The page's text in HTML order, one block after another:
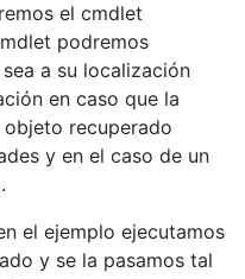
el cmdlet
podremos
a su localización
en caso que la
recuperado
y en el caso de un
el ejemplo ejecutamos
y se la pasamos tal